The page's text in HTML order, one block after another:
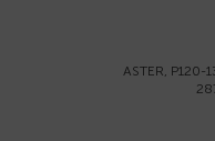
ASTER, P120-